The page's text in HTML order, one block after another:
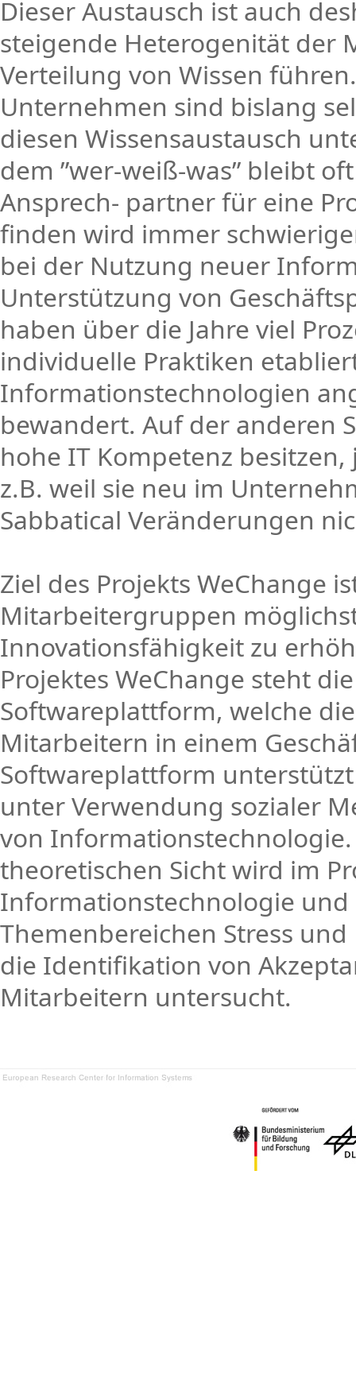
Dieser Austausch ist auch
steigende Heterogenität der
Verteilung von Wissen
Unternehmen sind bislang
diesen Wissensaustausch
dem ”wer-weiß-was” bleibt
Ansprech- partner für eine
finden wird immer
bei der Nutzung neuer
Unterstützung von
haben über die Jahre viel
individuelle Praktiken
Informationstechnologien
bewandert. Auf der anderen
hohe IT Kompetenz
z.B. weil sie neu im
Sabbatical Veränderungen
Ziel des Projekts WeChange
Mitarbeitergruppen
Innovationsfähigkeit zu
Projektes WeChange steht
Softwareplattform, welche
Mitarbeitern in einem
Softwareplattform
unter Verwendung sozialer
von
theoretischen Sicht wird im
Informationstechnologie
Themenbereichen Stress
die Identifikation von
Mitarbeitern untersucht.